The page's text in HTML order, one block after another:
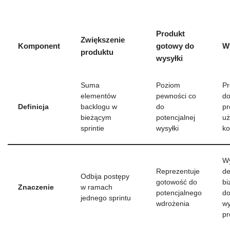
Komponent
Zwiększenie
produktu
Produkt
gotowy do
wysyłki
Definicja
Suma
elementów
backlogu w
bieżącym
sprintie
Poziom
pewności co
do
potencjalnej
wysyłki
Znaczenie
Odbija postępy
w ramach
jednego sprintu
Reprezentuje
gotowość do
potencjalnego
wdrożenia